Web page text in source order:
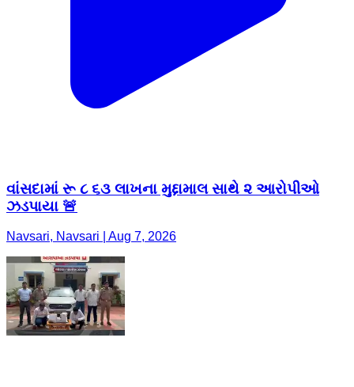
વાંસદામાં રૂ ૮ ૬૩ લાખના મુદ્દામાલ સાથે ૨ આરોપીઓ
ઝડપાયા 🚨
Navsari, Navsari | Aug 7, 2026